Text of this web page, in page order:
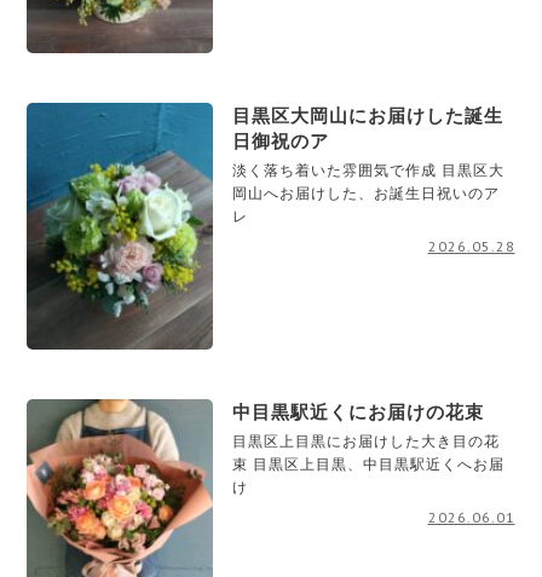
目黒区大岡山にお届けした誕生
日御祝のア
淡く落ち着いた雰囲気で作成 目黒区大
岡山へお届けした、お誕生日祝いのア
レ
2026.05.28
中目黒駅近くにお届けの花束
目黒区上目黒にお届けした大き目の花
束 目黒区上目黒、中目黒駅近くへお届
け
2026.06.01